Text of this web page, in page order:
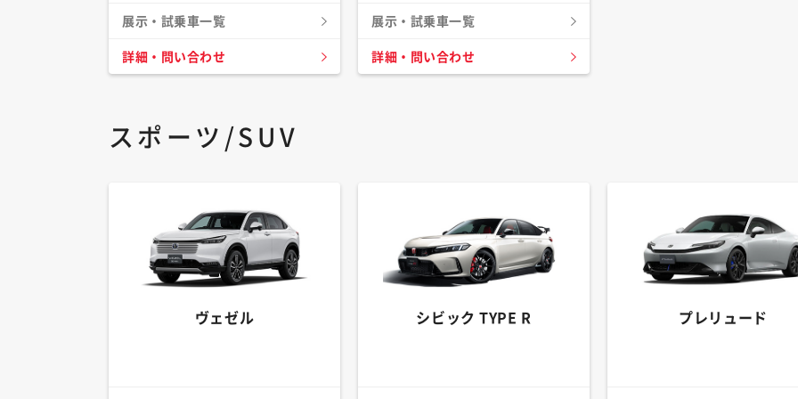
展示・試乗車一覧
詳細・問い合わせ
展示・試乗車一覧
詳細・問い合わせ
スポーツ/SUV
ヴェゼル シビック TYPE R プレリュード